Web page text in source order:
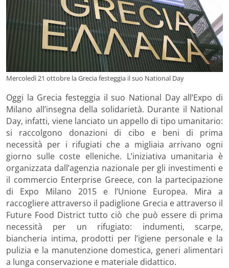
Mercoledì 21 ottobre la Grecia festeggia il suo National Day
Oggi la Grecia festeggia il suo National Day all’Expo di
Milano all’insegna della solidarietà. Durante il National
Day, infatti, viene lanciato un appello di tipo umanitario:
si raccolgono donazioni di cibo e beni di prima
necessità per i rifugiati che a migliaia arrivano ogni
giorno sulle coste elleniche. L’iniziativa umanitaria è
organizzata dall’agenzia nazionale per gli investimenti e
il commercio Enterprise Greece, con la partecipazione
di Expo Milano 2015 e l’Unione Europea. Mira a
raccogliere attraverso il padiglione Grecia e attraverso il
Future Food District tutto ciò che può essere di prima
necessità per un rifugiato: indumenti, scarpe,
biancheria intima, prodotti per l’igiene personale e la
pulizia e la manutenzione domestica, generi alimentari
a lunga conservazione e materiale didattico.